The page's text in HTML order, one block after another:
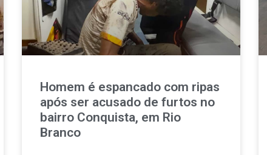
Homem é espancado com ripas
após ser acusado de furtos no
bairro Conquista, em Rio
Branco